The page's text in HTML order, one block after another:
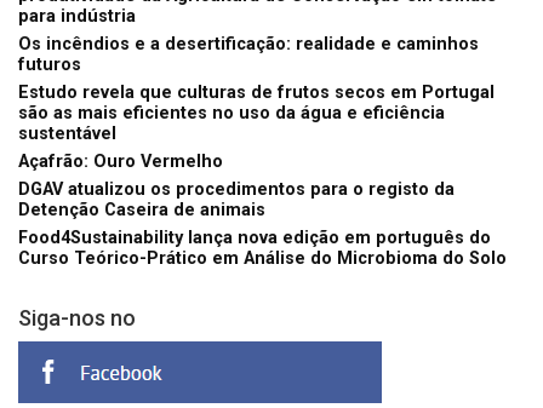
para indústria
Os incêndios e a desertificação: realidade e caminhos
futuros
Estudo revela que culturas de frutos secos em Portugal
são as mais eficientes no uso da água e eficiência
sustentável
Açafrão: Ouro Vermelho
DGAV atualizou os procedimentos para o registo da
Detenção Caseira de animais
Food4Sustainability lança nova edição em português do
Curso Teórico-Prático em Análise do Microbioma do Solo
Siga-nos no